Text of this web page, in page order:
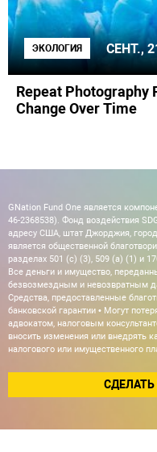
ЭКОЛОГИЯ СЕНТ.,
Repeat Photography
Change Over Time
GNation Fund One является
46-2368538). Фонд воздействия
адресу США, штат Джорджия,
является общественной
разделах 501 (c) (3), 509 (a) (1) и
Все деньги и имущество,
безвозмездным и невозвратным
Средства, предоставленные
банковской гарантии • Могут
адвокатом, налоговым
вносить изменения или внедрять
налогового или имущественного